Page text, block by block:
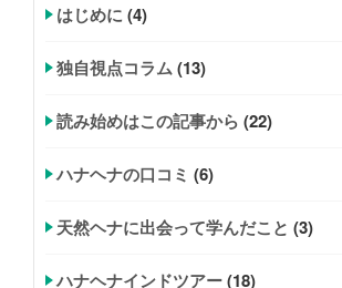
はじめに(4)
独自視点コラム(13)
読み始めはこの記事から (22)
ハナヘナの口コミ (6)
天然ヘナに出会って学んだこと (3)
ハナヘナインドツアー(18)